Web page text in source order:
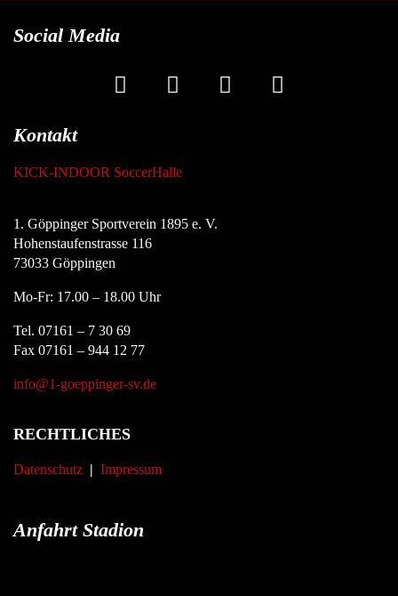
Social Media
Kontakt
KICK-INDOOR SoccerHalle
1. Göppinger Sportverein 1895 e. V.
Hohenstaufenstrasse 116
73033 Göppingen
Mo-Fr: 17.00 – 18.00 Uhr
Tel. 07161 – 7 30 69
Fax 07161 – 944 12 77
info@1-goeppinger-sv.de
RECHTLICHES
Datenschutz | Impressum
Anfahrt Stadion